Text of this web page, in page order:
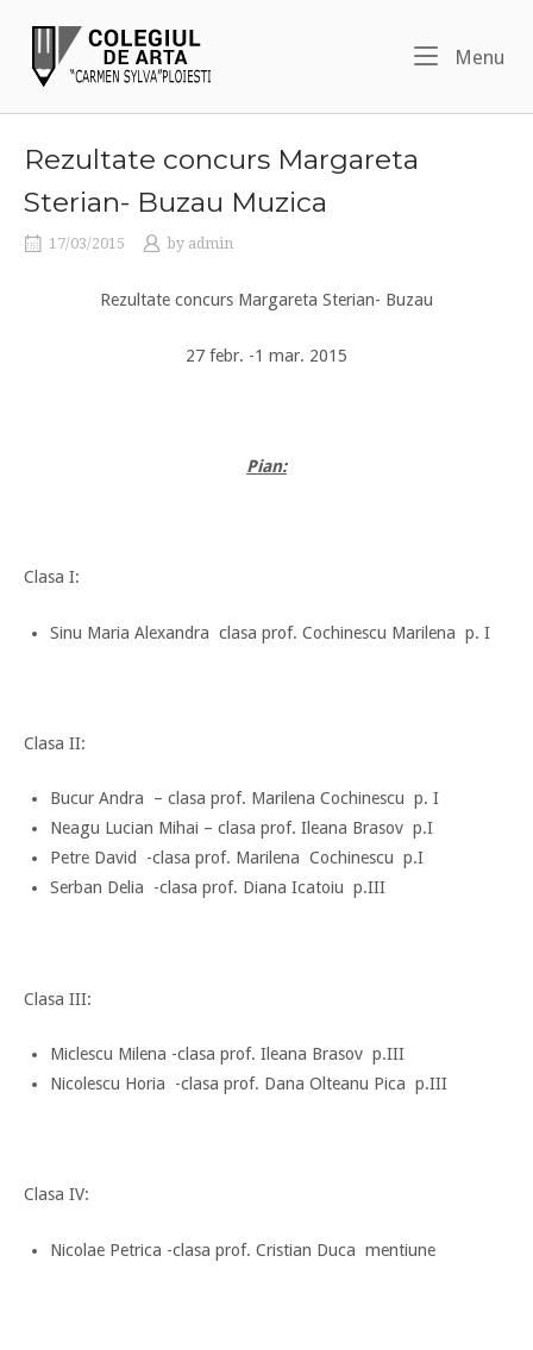
content
Menu
Rezultate concurs Margareta
Sterian- Buzau Muzica
17/03/2015 by admin
Rezultate concurs Margareta Sterian- Buzau
27 febr. -1 mar. 2015
Pian:
Clasa I:
Sinu Maria Alexandra clasa prof. Cochinescu Marilena p. I
Clasa II:
Bucur Andra – clasa prof. Marilena Cochinescu p. I
Neagu Lucian Mihai – clasa prof. Ileana Brasov p.I
Petre David -clasa prof. Marilena Cochinescu p.I
Serban Delia -clasa prof. Diana Icatoiu p.III
Clasa III:
Miclescu Milena -clasa prof. Ileana Brasov p.III
Nicolescu Horia -clasa prof. Dana Olteanu Pica p.III
Clasa IV:
Nicolae Petrica -clasa prof. Cristian Duca mentiune